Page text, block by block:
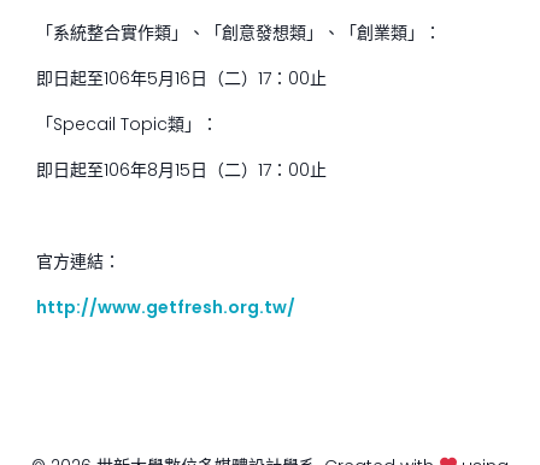
「系統整合實作類」、「創意發想類」、「創業類」：
即日起至106年5月16日（二）17：00止
「Specail Topic類」：
即日起至106年8月15日（二）17：00止
官方連結：
http://www.getfresh.org.tw/